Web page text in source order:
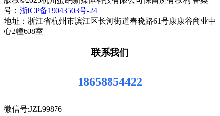
号： 浙ICP备19043503号-24
地址：浙江省杭州市滨江区长河街道春晓路61号康康谷商业中
心2幢608室
联系我们
18658854422
微信号:JZL99876